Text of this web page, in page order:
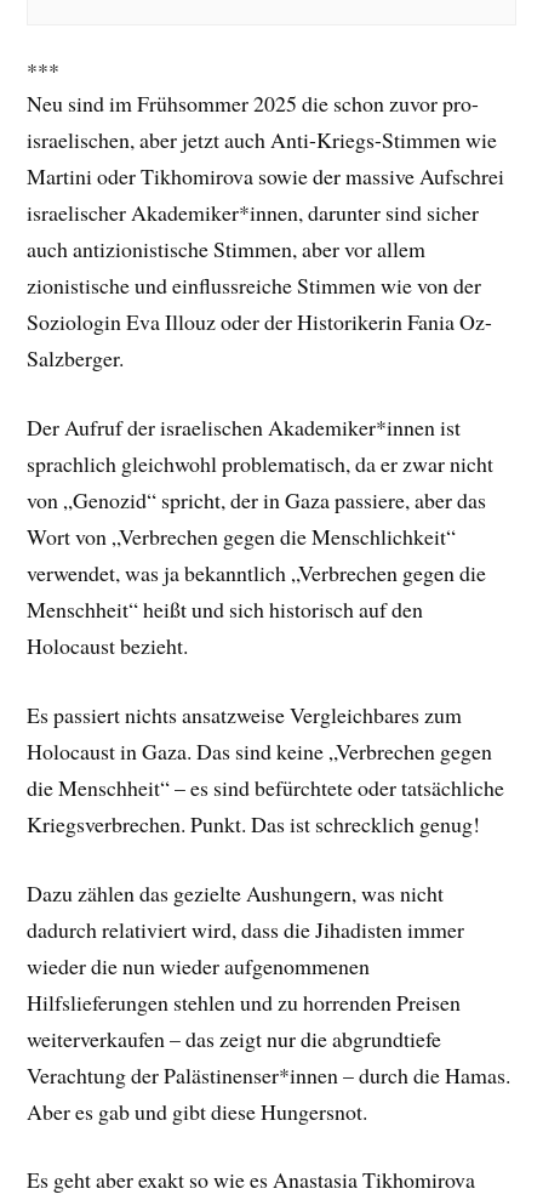
***
Neu sind im Frühsommer 2025 die schon zuvor pro-
israelischen, aber jetzt auch Anti-Kriegs-Stimmen wie
Martini oder Tikhomirova sowie der massive Aufschrei
israelischer Akademiker*innen, darunter sind sicher
auch antizionistische Stimmen, aber vor allem
zionistische und einflussreiche Stimmen wie von der
Soziologin Eva Illouz oder der Historikerin Fania Oz-
Salzberger.
Der Aufruf der israelischen Akademiker*innen ist
sprachlich gleichwohl problematisch, da er zwar nicht
von „Genozid“ spricht, der in Gaza passiere, aber das
Wort von „Verbrechen gegen die Menschlichkeit“
verwendet, was ja bekanntlich „Verbrechen gegen die
Menschheit“ heißt und sich historisch auf den
Holocaust bezieht.
Es passiert nichts ansatzweise Vergleichbares zum
Holocaust in Gaza. Das sind keine „Verbrechen gegen
die Menschheit“ – es sind befürchtete oder tatsächliche
Kriegsverbrechen. Punkt. Das ist schrecklich genug!
Dazu zählen das gezielte Aushungern, was nicht
dadurch relativiert wird, dass die Jihadisten immer
wieder die nun wieder aufgenommenen
Hilfslieferungen stehlen und zu horrenden Preisen
weiterverkaufen – das zeigt nur die abgrundtiefe
Verachtung der Palästinenser*innen – durch die Hamas.
Aber es gab und gibt diese Hungersnot.
Es geht aber exakt so wie es Anastasia Tikhomirova